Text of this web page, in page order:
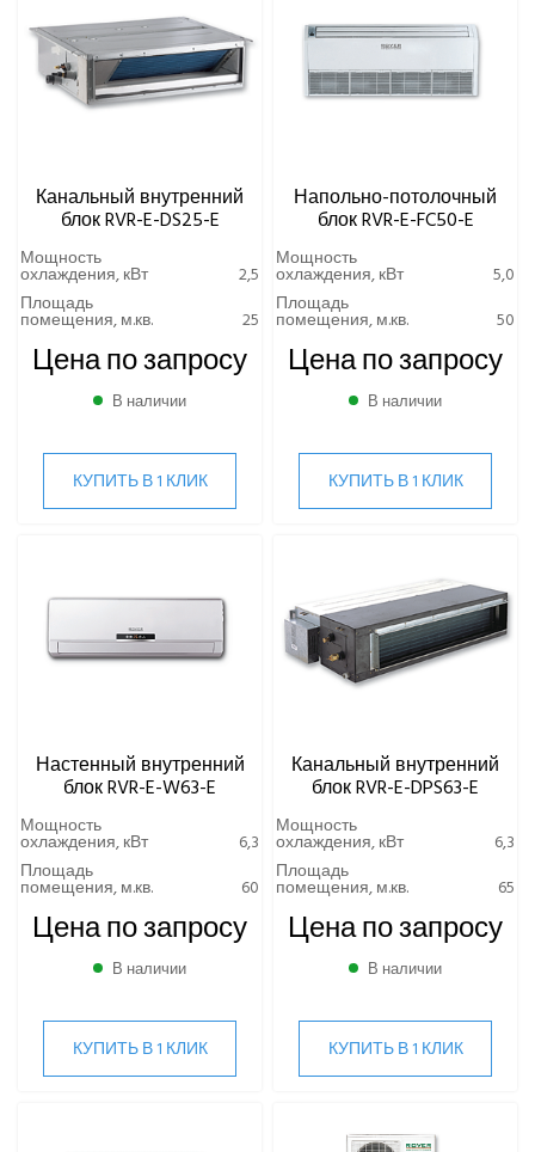
Канальный внутренний
блок RVR-E-DS25-E
Мощность
охлаждения, кВт
2,5
Площадь
помещения, м.кв. 25
Цена по запросу
В наличии
КУПИТЬ В 1 КЛИК
Напольно-потолочный
блок RVR-E-FC50-E
Мощность
охлаждения, кВт
5,0
Площадь
помещения, м.кв. 50
Цена по запросу
В наличии
КУПИТЬ В 1 КЛИК
Настенный внутренний
блок RVR-E-W63-E
Мощность
охлаждения, кВт
6,3
Площадь
помещения, м.кв. 60
Цена по запросу
В наличии
КУПИТЬ В 1 КЛИК
Канальный внутренний
блок RVR-E-DPS63-E
Мощность
охлаждения, кВт
6,3
Площадь
помещения, м.кв. 65
Цена по запросу
В наличии
КУПИТЬ В 1 КЛИК